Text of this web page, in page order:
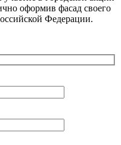
оформив фасад своего
Федерации.